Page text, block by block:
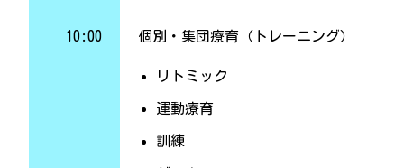
10:00 個別・集団療育（トレーニング）
リトミック
運動療育
訓練